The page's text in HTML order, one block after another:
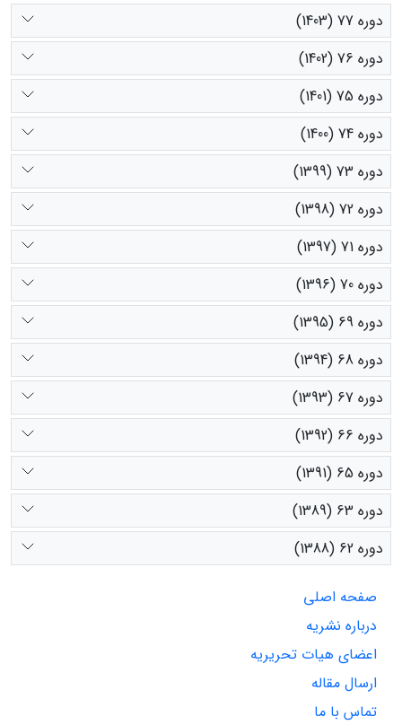
دوره 77 (1403)
دوره 76 (1402)
دوره 75 (1401)
دوره 74 (1400)
دوره 73 (1399)
دوره 72 (1398)
دوره 71 (1397)
دوره 70 (1396)
دوره 69 (1395)
دوره 68 (1394)
دوره 67 (1393)
دوره 66 (1392)
دوره 65 (1391)
دوره 63 (1389)
دوره 62 (1388)
صفحه اصلی
درباره نشریه
اعضای هیات تحریریه
ارسال مقاله
تماس با ما